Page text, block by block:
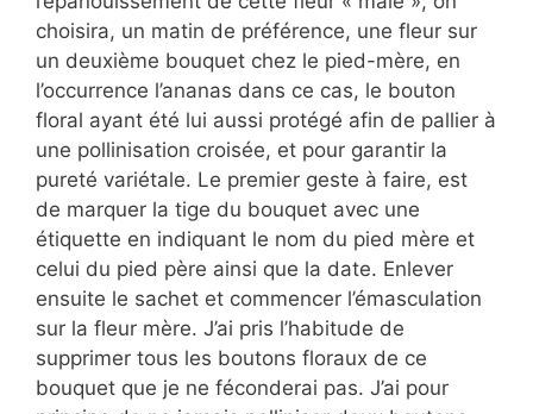
choisira, un matin de préférence, une fleur sur
un deuxième bouquet chez le pied-mère, en
l’occurrence l’ananas dans ce cas, le bouton
floral ayant été lui aussi protégé afin de pallier à
une pollinisation croisée, et pour garantir la
pureté variétale. Le premier geste à faire, est
de marquer la tige du bouquet avec une
étiquette en indiquant le nom du pied mère et
celui du pied père ainsi que la date. Enlever
ensuite le sachet et commencer l’émasculation
sur la fleur mère. J’ai pris l’habitude de
supprimer tous les boutons floraux de ce
bouquet que je ne féconderai pas. J’ai pour